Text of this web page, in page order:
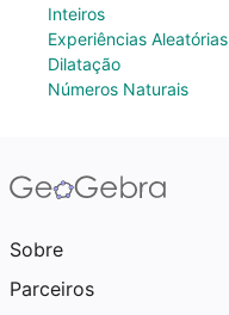
Inteiros
Experiências Aleatórias
Dilatação
Números Naturais
Sobre
Parceiros